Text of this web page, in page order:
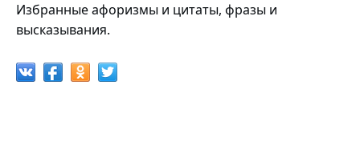
Избранные афоризмы и цитаты, фразы и
высказывания.